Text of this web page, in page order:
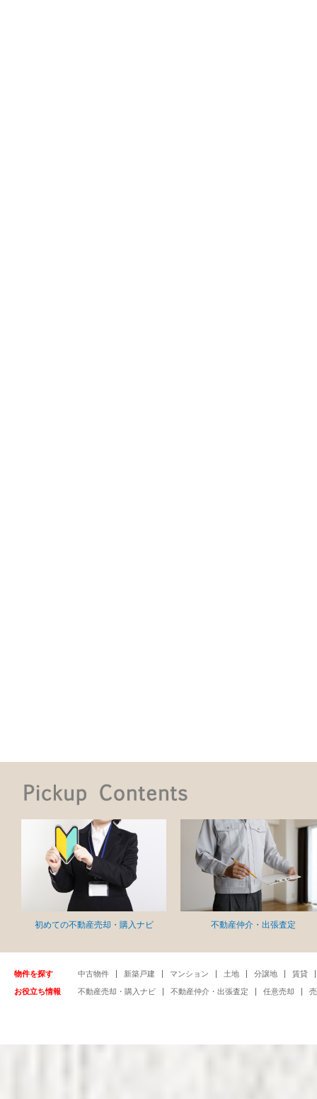
初めての不動産売却・購入ナビ 不動産仲介・出張査定
物件を探す 中古物件 新築戸建 マンション 土地 分譲地 賃貸
お役立ち情報 不動産売却・購入ナビ 不動産仲介・出張査定 任意売却